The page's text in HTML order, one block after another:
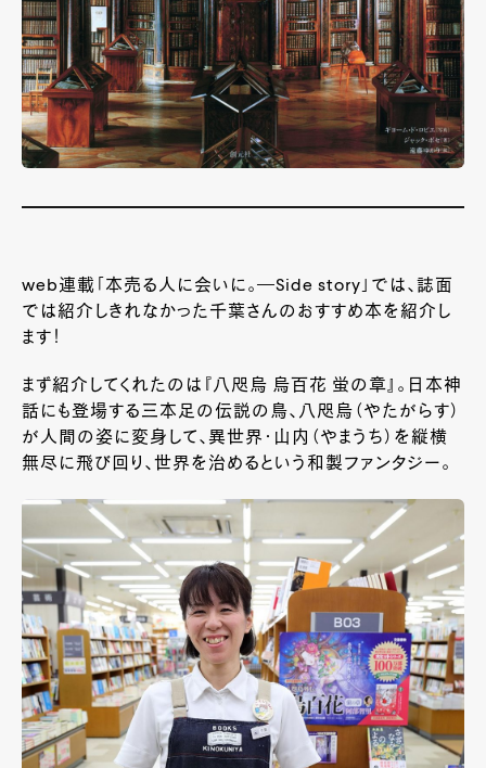
web連載「本売る人に会いに。―Side story」では、誌面
では紹介しきれなかった千葉さんのおすすめ本を紹介し
ます！
まず紹介してくれたのは『八咫烏 烏百花 蛍の章』。日本神
話にも登場する三本足の伝説の鳥、八咫烏（やたがらす）
が人間の姿に変身して、異世界・山内（やまうち）を縦横
無尽に飛び回り、世界を治めるという和製ファンタジー。